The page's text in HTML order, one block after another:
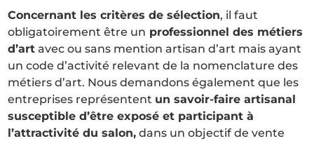
Concernant les critères de sélection, il faut
obligatoirement être un professionnel des métiers
d’art avec ou sans mention artisan d’art mais ayant
un code d’activité relevant de la nomenclature des
métiers d’art. Nous demandons également que les
entreprises représentent un savoir-faire artisanal
susceptible d’être exposé et participant à
l’attractivité du salon, dans un objectif de vente